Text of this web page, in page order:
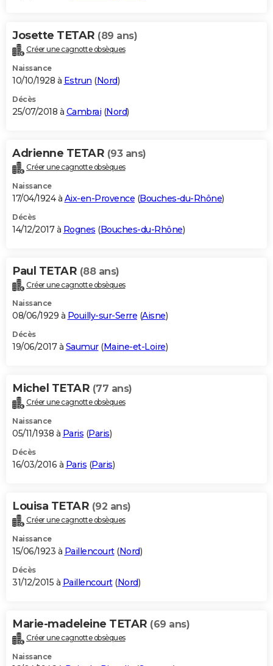
Josette TETAR (89 ans)
Créer une cagnotte obsèques
Naissance
10/10/1928 à Estrun (Nord)
Décès
25/07/2018 à Cambrai (Nord)
Adrienne TETAR (93 ans)
Créer une cagnotte obsèques
Naissance
17/04/1924 à Aix-en-Provence (Bouches-du-Rhône)
Décès
14/12/2017 à Rognes (Bouches-du-Rhône)
Paul TETAR (88 ans)
Créer une cagnotte obsèques
Naissance
08/06/1929 à Pouilly-sur-Serre (Aisne)
Décès
19/06/2017 à Saumur(Maine-et-Loire)
Michel TETAR (77 ans)
Créer une cagnotte obsèques
Naissance
05/11/1938 à Paris (Paris)
Décès
16/03/2016 à Paris (Paris)
Louisa TETAR (92 ans)
Créer une cagnotte obsèques
Naissance
15/06/1923 à Paillencourt(Nord)
Décès
31/12/2015 à Paillencourt(Nord)
Marie-madeleine TETAR (69 ans)
Créer une cagnotte obsèques
Naissance